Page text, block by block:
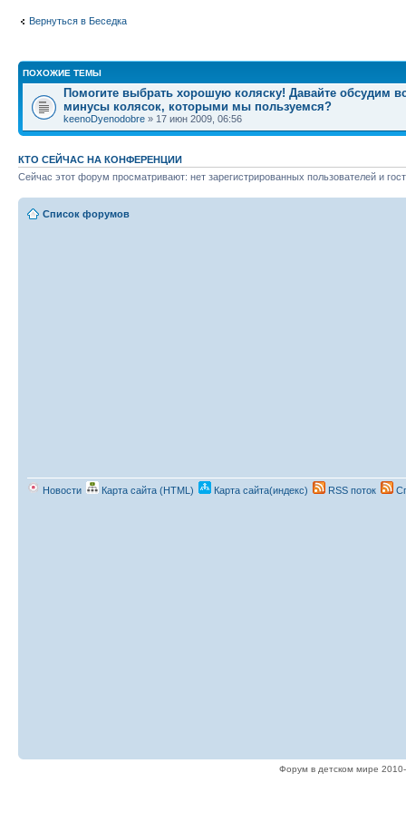
Вернуться в Беседка
ПОХОЖИЕ ТЕМЫ
Помогите выбрать хорошую коляску! Давайте обсудим
минусы колясок, которыми мы пользуемся?
keenoDyenodobre » 17 июн 2009, 06:56
КТО СЕЙЧАС НА КОНФЕРЕНЦИИ
Сейчас этот форум просматривают: нет зарегистрированных пользователей и
Список форумов
Новости Карта сайта (HTML) Карта сайта(индекс) RSS поток
Форум в детском мире